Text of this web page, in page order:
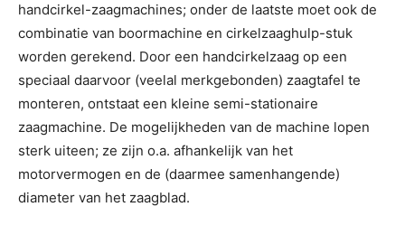
handcirkel-zaagmachines; onder de laatste moet ook de
combinatie van boormachine en cirkelzaaghulp-stuk
worden gerekend. Door een handcirkelzaag op een
speciaal daarvoor (veelal merkgebonden) zaagtafel te
monteren, ontstaat een kleine semi-stationaire
zaagmachine. De mogelijkheden van de machine lopen
sterk uiteen; ze zijn o.a. afhankelijk van het
motorvermogen en de (daarmee samenhangende)
diameter van het zaagblad.